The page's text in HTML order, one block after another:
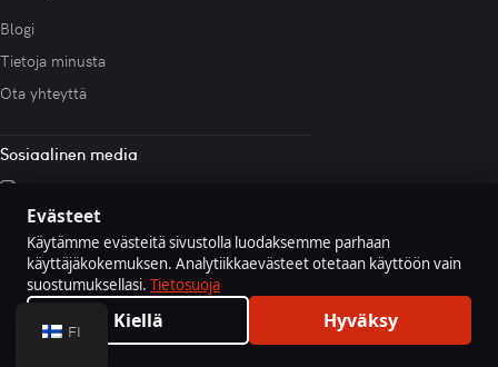
Evästeet
Käytämme evästeitä sivustolla luodaksemme parhaan
käyttäjäkokemuksen. Analytiikkaevästeet otetaan käyttöön vain
suostumuksellasi. Tietosuoja
Kiellä Hyväksy
Blogi
Tietoja minusta
Ota yhteyttä
Sosiaalinen media
Mika Keskitalo 2026 © Sivuston ylläpito Qevinto
·Tietosuoja·Evästeasetukset
FI